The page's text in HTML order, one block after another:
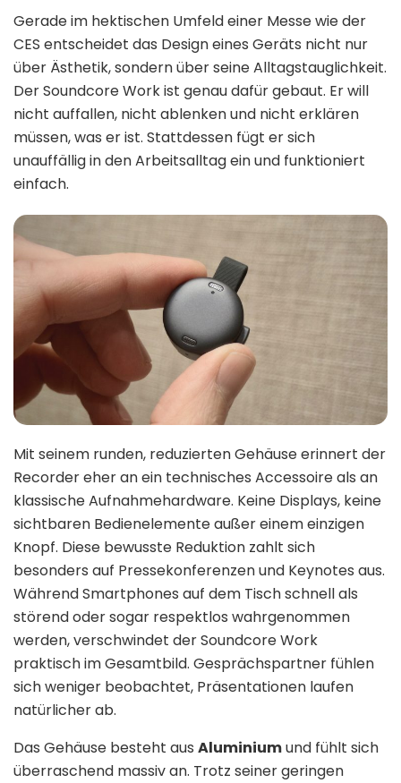
Gerade im hektischen Umfeld einer Messe wie der
CES entscheidet das Design eines Geräts nicht nur
über Ästhetik, sondern über seine Alltagstauglichkeit.
Der Soundcore Work ist genau dafür gebaut. Er will
nicht auffallen, nicht ablenken und nicht erklären
müssen, was er ist. Stattdessen fügt er sich
unauffällig in den Arbeitsalltag ein und funktioniert
einfach.
Mit seinem runden, reduzierten Gehäuse erinnert der
Recorder eher an ein technisches Accessoire als an
klassische Aufnahmehardware. Keine Displays, keine
sichtbaren Bedienelemente außer einem einzigen
Knopf. Diese bewusste Reduktion zahlt sich
besonders auf Pressekonferenzen und Keynotes aus.
Während Smartphones auf dem Tisch schnell als
störend oder sogar respektlos wahrgenommen
werden, verschwindet der Soundcore Work
praktisch im Gesamtbild. Gesprächspartner fühlen
sich weniger beobachtet, Präsentationen laufen
natürlicher ab.
Das Gehäuse besteht aus Aluminiumund fühlt sich
überraschend massiv an. Trotz seiner geringen